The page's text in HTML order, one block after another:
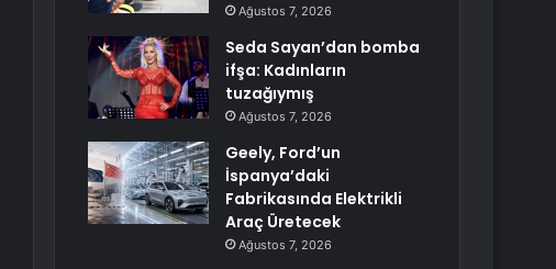
Ağustos 7, 2026
Seda Sayan’dan bomba
ifşa: Kadınların
tuzağıymış
Ağustos 7, 2026
Geely, Ford’un
İspanya’daki
Fabrikasında Elektrikli
Araç Üretecek
Ağustos 7, 2026